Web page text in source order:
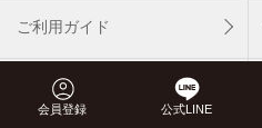
ご利用ガイド
会員登録 公式LINE